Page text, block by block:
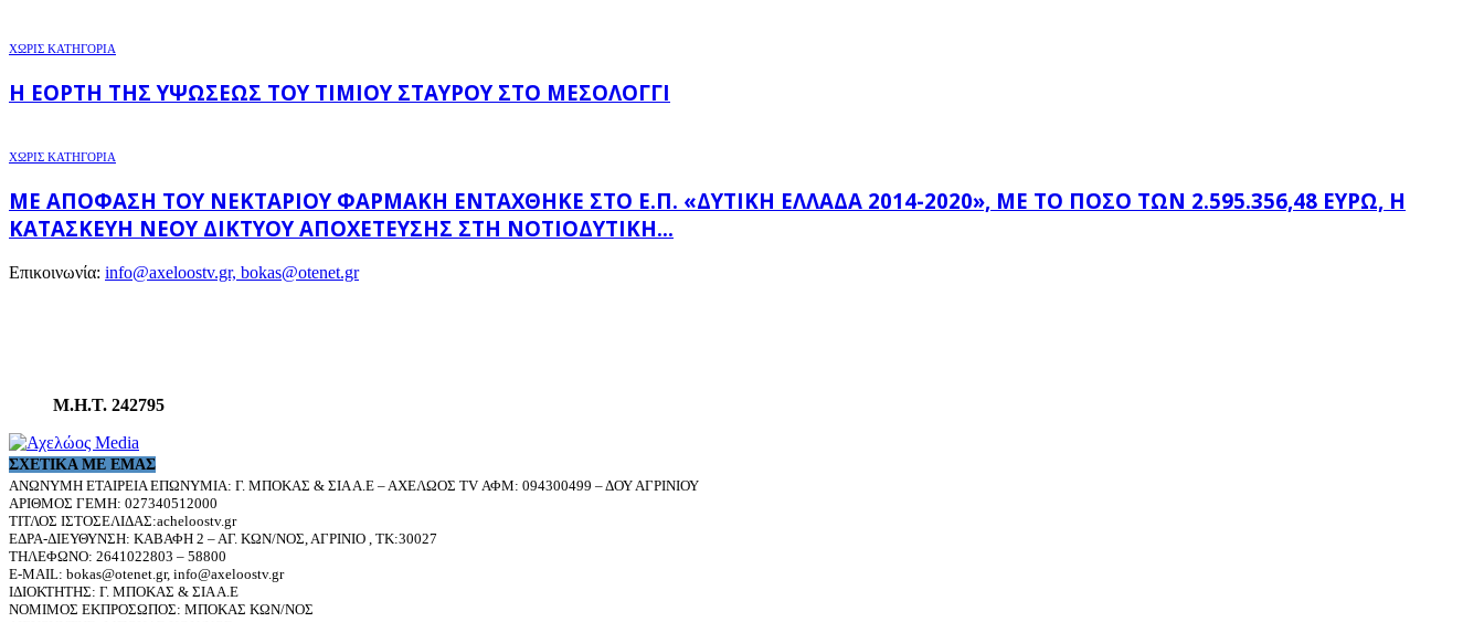
ΧΩΡΊΣ ΚΑΤΗΓΟΡΊΑ
Η ΕΟΡΤΉ ΤΗΣ ΥΨΏΣΕΩΣ ΤΟΥ ΤΙΜΊΟΥ ΣΤΑΥΡΟΎ ΣΤΟ ΜΕΣΟΛΌΓΓΙ
ΧΩΡΊΣ ΚΑΤΗΓΟΡΊΑ
ΜΕ ΑΠΌΦΑΣΗ ΤΟΥ ΝΕΚΤΆΡΙΟΥ ΦΑΡΜΆΚΗ ΕΝΤΆΧΘΗΚΕ ΣΤΟ Ε.Π. «ΔΥΤΙΚΉ ΕΛΛΆΔΑ 2014-2020», ΜΕ ΤΟ ΠΟΣΌ ΤΩΝ 2.595.356,48 ΕΥΡΏ, Η
ΚΑΤΑΣΚΕΥΉ ΝΈΟΥ ΔΙΚΤΎΟΥ ΑΠΟΧΈΤΕΥΣΗΣ ΣΤΗ ΝΟΤΙΟΔΥΤΙΚΉ...
Επικοινωνία: info@axeloostv.gr, bokas@otenet.gr
Μ.Η.Τ. 242795
ΣΧΕΤΙΚΆ ΜΕ ΕΜΆΣ
ΑΝΩΝΥΜΗ ΕΤΑΙΡΕΙΑ ΕΠΩΝΥΜΙΑ: Γ. ΜΠΟΚΑΣ & ΣΙΑ Α.Ε – ΑΧΕΛΩΟΣ TV ΑΦΜ: 094300499 – ΔΟΥ ΑΓΡΙΝΙΟΥ
ΑΡΙΘΜΟΣ ΓΕΜΗ: 027340512000
ΤΙΤΛΟΣ ΙΣΤΟΣΕΛΙΔΑΣ:acheloostv.gr
ΕΔΡΑ-ΔΙΕΥΘΥΝΣΗ: ΚΑΒΑΦΗ 2 – ΑΓ. ΚΩΝ/ΝΟΣ, ΑΓΡΙΝΙΟ , ΤΚ:30027
ΤΗΛΕΦΩΝΟ: 2641022803 – 58800
E-MAIL: bokas@otenet.gr, info@axeloostv.gr
ΙΔΙΟΚΤΗΤΗΣ: Γ. ΜΠΟΚΑΣ & ΣΙΑ Α.Ε
ΝΟΜΙΜΟΣ ΕΚΠΡΟΣΩΠΟΣ: ΜΠΟΚΑΣ ΚΩΝ/ΝΟΣ